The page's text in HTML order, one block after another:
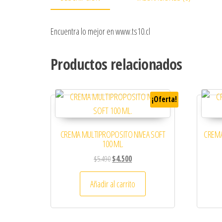
Encuentra lo mejor en www.ts10.cl
Productos relacionados
¡Oferta!
CREMA MULTIPROPOSITO NIVEA SOFT
100 ML.
$5.490El precio original era: $5.490.
$4.500El precio actual es: $4.500.
Añadir al carrito